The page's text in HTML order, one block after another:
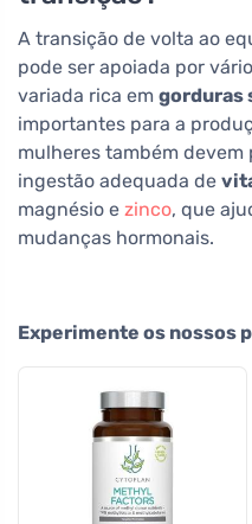
A transição de volta ao
pode ser apoiada por
variada rica em gorduras
importantes para a
mulheres também devem
ingestão adequada de
magnésio e zinco, que
mudanças hormonais.
Experimente os nossos